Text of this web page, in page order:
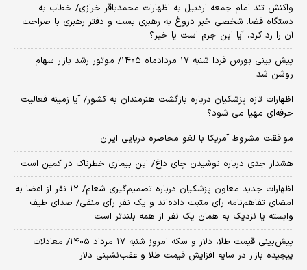
واکنش تند امام جمعه اردبیل به اظهارات محمدباقر خرازی/ خطاب به
دستگاه قضا: شخصی خبر دروغ به رهبری بست و دفتر رهبری با صراحت
آن را رد کرد، آیا این جرم است یا خیر؟
پیش بینی بورس فردا شنبه ۱۷ مردادماه ۱۴۰۵/ موتور رشد بازار سهام
روشن شد
اظهارات تازه پزشکیان درباره بازگشت هنرمندان به کشور/ آیا زمینه فعالیت
حرفه‌ای مهیا می شود؟
موافقت مشروط آمریکا با لغو محاصره دریایی ایران
هشدار جدی درباره نوشیدن چای داغ/ این بیماری خطرناک در کمین است
اظهارات جدید معاون پزشکیان درباره تصمیم‌گیری شعام/ ۱۲ نفر از اعضا به
امضای تفاهم‌نامه رأی مثبت داده‌اند و یک نفر رأی منفی/ صدای طیف
وابسته یا نزدیک به همان یک نفر از همه بلندتر است
پیش‌بینی قیمت طلا، دلار و سکه امروز شنبه ۱۷ مرداد ۱۴۰۵/ معادلات
پیچیده بازار در سایه افزایش قیمت طلا و عقب‌نشینی دلار